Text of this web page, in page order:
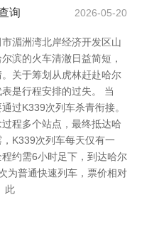
询 2026-05-20
湄洲湾北岸经济开发区山
滨的火车清澈日益简短，
关于筹划从虎林赶赴哈尔
是行程安排的过失。 当
过K339次列车杀青衔接。
程多个站点，最终抵达哈
K339次列车每天仅有一
约需6小时足下，到达哈尔
为普通快速列车，票价相对
此